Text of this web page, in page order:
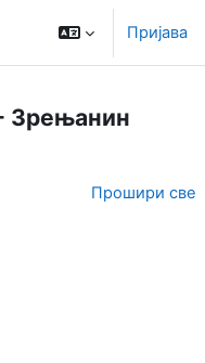
Пријава
Зрењанин
Прошири све